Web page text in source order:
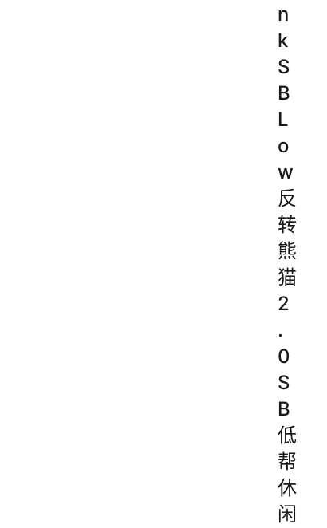
n
k
S
B
L
o
w
反
转
熊
猫
2
.
0
S
B
低
帮
休
闲